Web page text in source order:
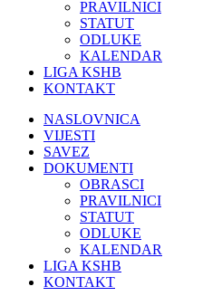
PRAVILNICI
STATUT
ODLUKE
KALENDAR
LIGA KSHB
KONTAKT
NASLOVNICA
VIJESTI
SAVEZ
DOKUMENTI
OBRASCI
PRAVILNICI
STATUT
ODLUKE
KALENDAR
LIGA KSHB
KONTAKT